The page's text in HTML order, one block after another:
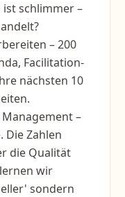
ist schlimmer –
– 200
Facilitation-
nächsten 10
–
Die Zahlen
die Qualität
wir
sondern